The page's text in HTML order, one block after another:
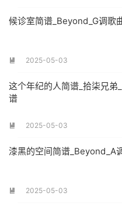
候诊室简谱_Beyond_G调歌
 2025-05-03
这个年纪的人简谱_拾柒兄弟
谱
 2025-05-03
漆黑的空间简谱_Beyond_A
 2025-05-03